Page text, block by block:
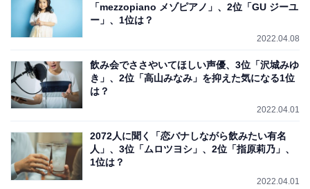
「mezzopiano メゾピアノ」、2位「GU ジーユ
ー」、1位は？
2022.04.08
飲み会でささやいてほしい声優、3位「沢城みゆ
き」、2位「高山みなみ」を抑えた気になる1位
は？
2022.04.01
2072人に聞く「恋バナしながら飲みたい有名
人」、3位「ムロツヨシ」、2位「指原莉乃」、
1位は？
2022.04.01